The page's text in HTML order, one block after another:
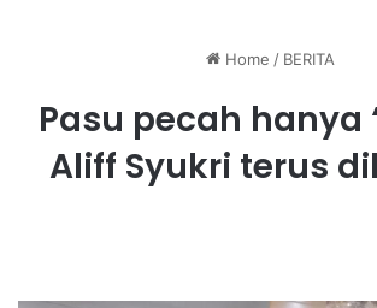
Home / BERITA
Pasu pecah hanya
Aliff Syukri terus